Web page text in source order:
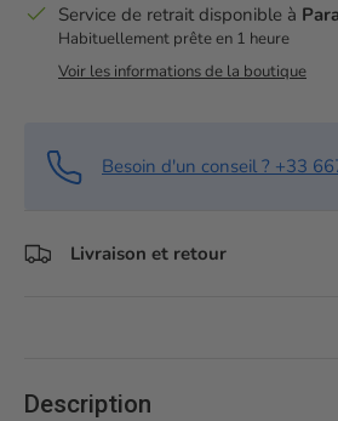
Service de retrait disponible à
Habituellement prête en 1 heure
Voir les informations de la boutique
Besoin d'un conseil ? +33
Livraison et retour
Description